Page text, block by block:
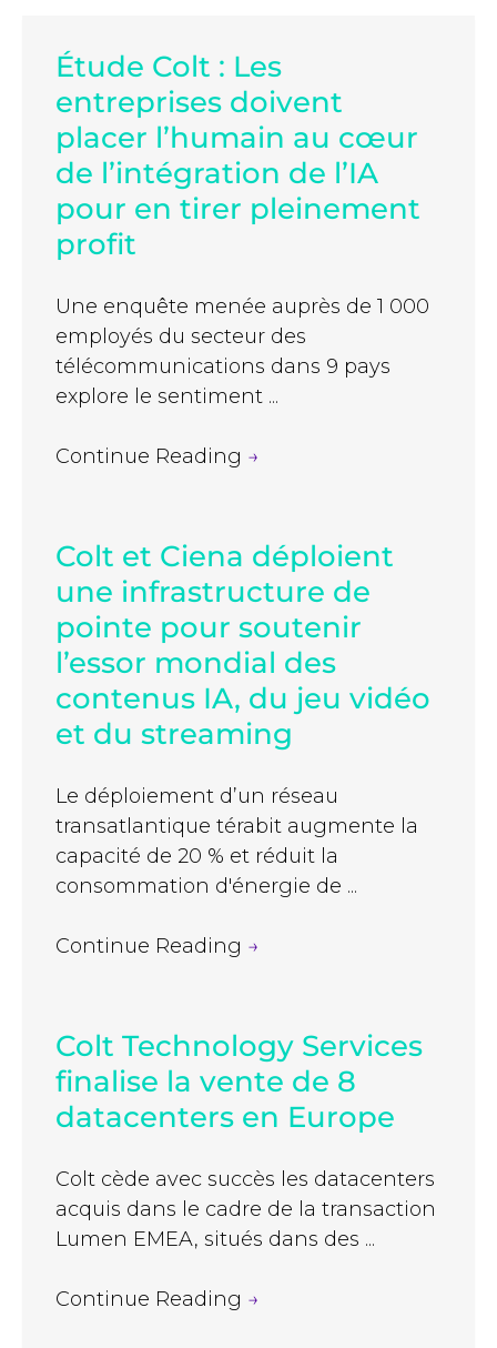
Étude Colt : Les
entreprises doivent
placer l’humain au cœur
de l’intégration de l’IA
pour en tirer pleinement
profit
Une enquête menée auprès de 1 000
employés du secteur des
télécommunications dans 9 pays
explore le sentiment ...
Continue Reading →
Colt et Ciena déploient
une infrastructure de
pointe pour soutenir
l’essor mondial des
contenus IA, du jeu vidéo
et du streaming
Le déploiement d’un réseau
transatlantique térabit augmente la
capacité de 20 % et réduit la
consommation d'énergie de ...
Continue Reading →
Colt Technology Services
finalise la vente de 8
datacenters en Europe
Colt cède avec succès les datacenters
acquis dans le cadre de la transaction
Lumen EMEA, situés dans des ...
Continue Reading →